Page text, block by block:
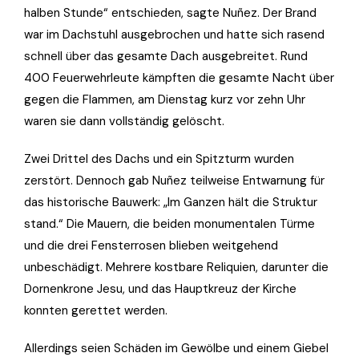
halben Stunde“ entschieden, sagte Nuñez. Der Brand
war im Dachstuhl ausgebrochen und hatte sich rasend
schnell über das gesamte Dach ausgebreitet. Rund
400 Feuerwehrleute kämpften die gesamte Nacht über
gegen die Flammen, am Dienstag kurz vor zehn Uhr
waren sie dann vollständig gelöscht.
Zwei Drittel des Dachs und ein Spitzturm wurden
zerstört. Dennoch gab Nuñez teilweise Entwarnung für
das historische Bauwerk: „Im Ganzen hält die Struktur
stand.“ Die Mauern, die beiden monumentalen Türme
und die drei Fensterrosen blieben weitgehend
unbeschädigt. Mehrere kostbare Reliquien, darunter die
Dornenkrone Jesu, und das Hauptkreuz der Kirche
konnten gerettet werden.
Allerdings seien Schäden im Gewölbe und einem Giebel